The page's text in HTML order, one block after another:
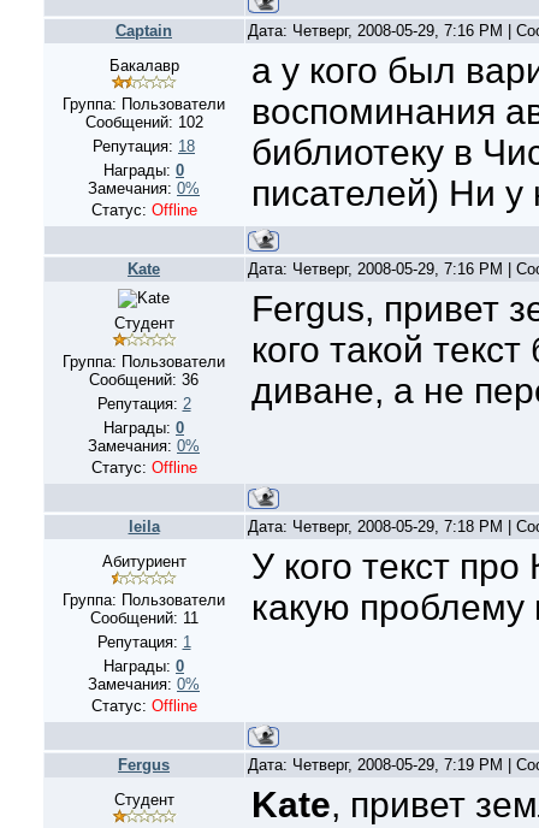
Captain
Дата: Четверг, 2008-05-29, 7:16 PM |
Бакалавр
Группа: Пользователи
Сообщений: 102
Репутация: 18
Награды: 0
Замечания: 0%
Статус: Offline
а у кого был
воспоминания
библиотеку в
писателей) Ни у
Kate Дата: Четверг, 2008-05-29, 7:16 PM |
Студент
Группа: Пользователи
Сообщений: 36
Репутация: 2
Награды: 0
Замечания: 0%
Статус: Offline
Fergus, привет
кого такой
диване, а не
leila
Дата: Четверг, 2008-05-29, 7:18 PM |
Абитуриент
Группа: Пользователи
Сообщений: 11
Репутация: 1
Награды: 0
Замечания: 0%
Статус: Offline
У кого текст
какую
Fergus
Дата: Четверг, 2008-05-29, 7:19 PM |
Студент
Kate, привет